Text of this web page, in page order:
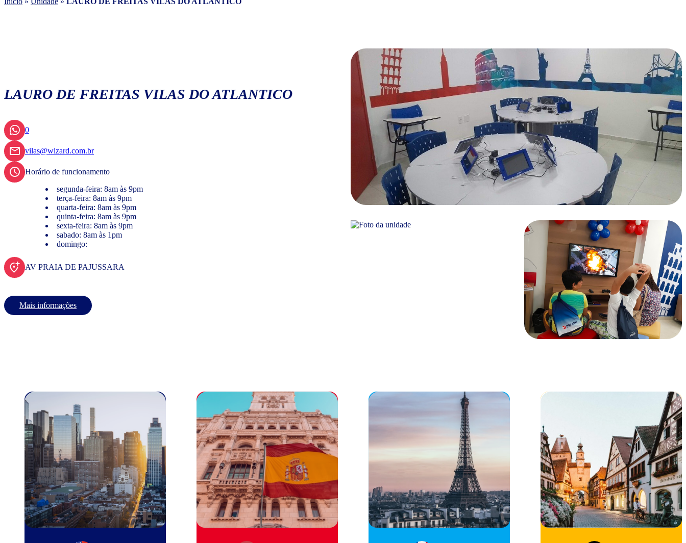
LAURO DE FREITAS VILAS DO ATLANTICO
0
vilas@wizard.com.br
Horário de funcionamento
segunda-feira: 8am às 9pm
terça-feira: 8am às 9pm
quarta-feira: 8am às 9pm
quinta-feira: 8am às 9pm
sexta-feira: 8am às 9pm
sabado: 8am às 1pm
domingo:
AV PRAIA DE PAJUSSARA
Mais informações